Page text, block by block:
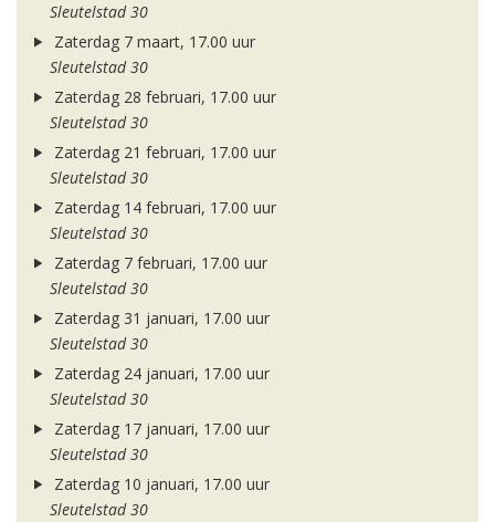
Sleutelstad 30
Zaterdag 7 maart, 17.00 uur
Sleutelstad 30
Zaterdag 28 februari, 17.00 uur
Sleutelstad 30
Zaterdag 21 februari, 17.00 uur
Sleutelstad 30
Zaterdag 14 februari, 17.00 uur
Sleutelstad 30
Zaterdag 7 februari, 17.00 uur
Sleutelstad 30
Zaterdag 31 januari, 17.00 uur
Sleutelstad 30
Zaterdag 24 januari, 17.00 uur
Sleutelstad 30
Zaterdag 17 januari, 17.00 uur
Sleutelstad 30
Zaterdag 10 januari, 17.00 uur
Sleutelstad 30